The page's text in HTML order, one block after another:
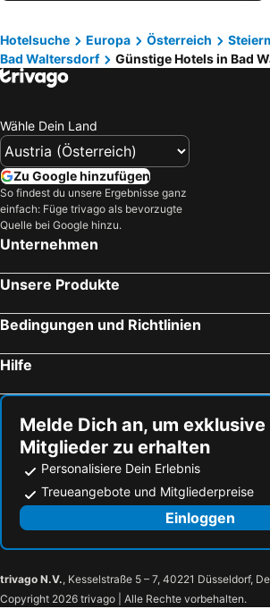
JUFA Hotel Stubenbergsee
JUFA
Hotel-Restaurant Teuschler-Mogg
Gasthof zum Hirschen
Vitalhotel Strobl
Landhaus Florian
Hotel-Restaurant Fischer
Gasthof Gruber
Sonntagsberg Hof Familie Fiedler
Landhotel Stegersbach
Boutique-Hotel Alter Gerichtshof
Wilfinger Ring Bio Hotel
Landgut Riegerbauer
Lagler
Landhotel Stegersbach
Michlhof
Arkadenhof Kurtz
Genuss- und
Wilfinger Thermal Biodorf
Hotel Bad
Englstorfer
im Schloss Stubenberg
Groß
Hotelsuche Europa Österreich
Bad Waltersdorf
Günstige Hotels in Bad
Wähle Dein Land
Zu Google hinzufügen
So findest du unsere Ergebnisse ganz
einfach: Füge trivago als bevorzugte
Quelle bei Google hinzu.
Unternehmen
Unsere Produkte
Bedingungen und Richtlinien
Hilfe
Melde Dich an, um
Mitglieder zu erhalten
Personalisiere Dein Erlebnis
Treueangebote und Mitgliederpreise
Einloggen
trivago N.V., Kesselstraße 5 – 7, 40221 Düsseldorf,
Copyright 2026 trivago | Alle Rechte vorbehalten.